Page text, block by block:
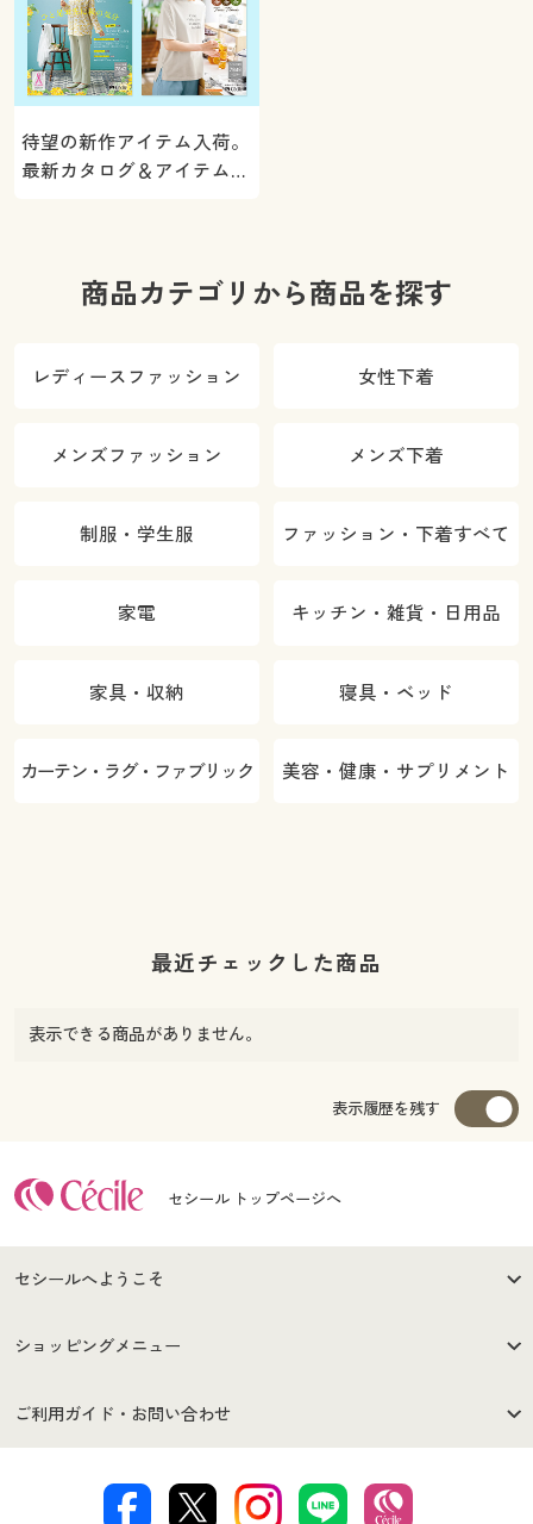
待望の新作アイテム入荷。
最新カタログ＆アイテムを
商品カテゴリから商品を探す
レディースファッション 女性下着
メンズファッション メンズ下着
制服・学生服 ファッション・下着すべて
家電 キッチン・雑貨・日用品
家具・収納 寝具・ベッド
カーテン・ラグ・ファブリック 美容・健康・サプリメント
最近チェックした商品
表示できる商品がありません。
表示履歴を残す
セシール トップページへ
セシールへようこそ
はじめての方へ
セシールご利用規約
著作権・商標について 会社案内
ショッピングメニュー
商品カテゴリ
ご利用ガイド・お問い合わせ